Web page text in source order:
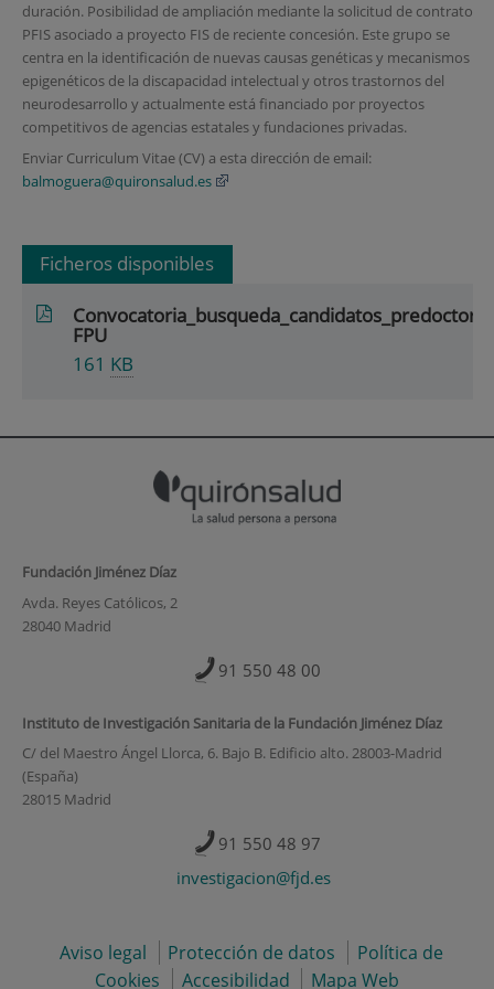
duración. Posibilidad de ampliación mediante la solicitud de contrato
PFIS asociado a proyecto FIS de reciente concesión. Este grupo se
centra en la identificación de nuevas causas genéticas y mecanismos
epigenéticos de la discapacidad intelectual y otros trastornos del
neurodesarrollo y actualmente está financiado por proyectos
competitivos de agencias estatales y fundaciones privadas.
Enviar Curriculum Vitae (CV) a esta dirección de email:
balmoguera@quironsalud.es
Ficheros disponibles
FPU
161 KB
Fundación Jiménez Díaz
Avda. Reyes Católicos, 2
28040 Madrid
91 550 48 00
Instituto de Investigación Sanitaria de la Fundación Jiménez Díaz
C/ del Maestro Ángel Llorca, 6. Bajo B. Edificio alto. 28003-Madrid
(España)
28015 Madrid
91 550 48 97
investigacion@fjd.es
Aviso legal Protección de datos
Política de
Cookies
Accesibilidad Mapa Web